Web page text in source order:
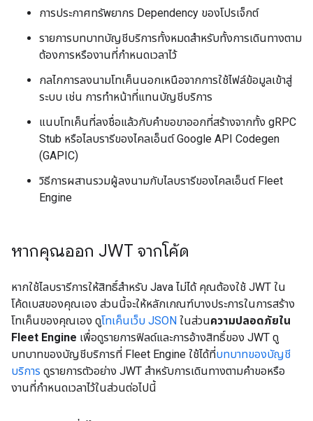
การประกาศทรัพยากร Dependency ของโปรเจ็กต์
รายการบทบาทบัญชีบริการทั้งหมดสำหรับทั้งการเดินทางตาม
ต้องการหรืองานที่กำหนดเวลาไว้
กลไกการลงนามโทเค็นนอกเหนือจากการใช้ไฟล์ข้อมูลเข้าสู่
ระบบ เช่น การทำหน้าที่แทนบัญชีบริการ
แนบโทเค็นที่ลงชื่อแล้วกับคำขอขาออกที่สร้างจากทั้ง gRPC
Stub หรือไลบรารีของไคลเอ็นต์ Google API Codegen
(GAPIC)
วิธีการผสานรวมผู้ลงนามกับไลบรารีของไคลเอ็นต์ Fleet
Engine
หากคุณออก JWT จากโค้ด
หากใช้ไลบรารีการให้สิทธิ์สำหรับ Java ไม่ได้ คุณต้องใช้ JWT ใน
โค้ดเบสของคุณเอง ส่วนนี้จะให้หลักเกณฑ์บางประการในการสร้าง
โทเค็นของคุณเอง ดูโทเค็นเว็บ JSON ในส่วนความปลอดภัยใน
Fleet Engine เพื่อดูรายการฟิลด์และการอ้างสิทธิ์ของ JWT ดู
บทบาทของบัญชีบริการที่ Fleet Engine ใช้ได้ที่บทบาทของบัญชี
บริการ ดูรายการตัวอย่าง JWT สำหรับการเดินทางตามคำขอหรือ
งานที่กำหนดเวลาไว้ในส่วนต่อไปนี้